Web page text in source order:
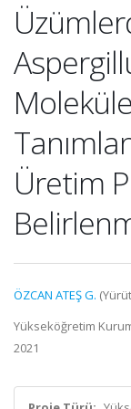
Üretim
ÖZCAN ATEŞ G.
Yükseköğretim
2021